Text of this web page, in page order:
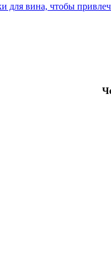
для вина, чтобы